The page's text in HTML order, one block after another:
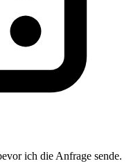
ich die Anfrage sende.